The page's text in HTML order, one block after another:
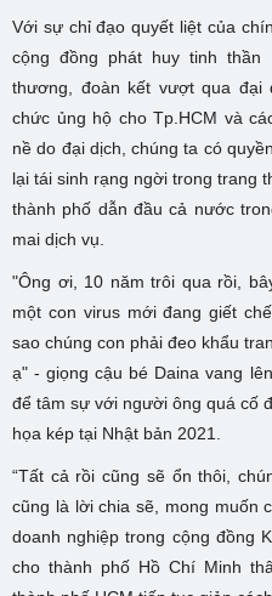
Với sự chỉ đạo quyết liệt của
cộng đồng phát huy tinh thần
thương, đoàn kết vượt qua đại
chức ủng hộ cho Tp.HCM và
nề do đại dịch, chúng ta có
lại tái sinh rạng ngời trong trang
thành phố dẫn đầu cả nước
mai dịch vụ.
"Ông ơi, 10 năm trôi qua rồi,
một con virus mới đang giết
sao chúng con phải đeo khẩu
ạ" - giọng cậu bé Daina vang
để tâm sự với người ông quá cố
họa kép tại Nhật bản 2021.
“Tất cả rồi cũng sẽ ổn thôi,
cũng là lời chia sẽ, mong muốn
doanh nghiệp trong cộng đồng
cho thành phố Hồ Chí Minh